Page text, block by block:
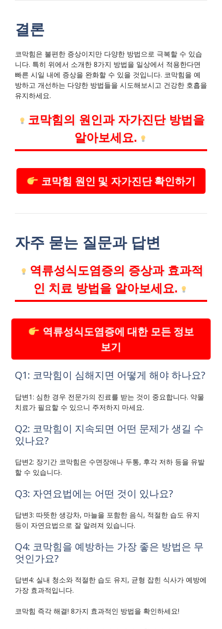
결론
코막힘은 불편한 증상이지만 다양한 방법으로 극복할 수 있습
니다. 특히 위에서 소개한 8가지 방법을 일상에서 적용한다면
빠른 시일 내에 증상을 완화할 수 있을 것입니다. 코막힘을 예
방하고 개선하는 다양한 방법들을 시도해보시고 건강한 호흡을
유지하세요.
코막힘의 원인과 자가진단 방법을
알아보세요.
코막힘 원인 및 자가진단 확인하기
자주 묻는 질문과 답변
역류성식도염증의 증상과 효과적
인 치료 방법을 알아보세요.
역류성식도염증에 대한 모든 정보
보기
Q1: 코막힘이 심해지면 어떻게 해야 하나요?
답변1: 심한 경우 전문가의 진료를 받는 것이 중요합니다. 약물
치료가 필요할 수 있으니 주저하지 마세요.
Q2: 코막힘이 지속되면 어떤 문제가 생길 수
있나요?
답변2: 장기간 코막힘은 수면장애나 두통, 후각 저하 등을 유발
할 수 있습니다.
Q3: 자연요법에는 어떤 것이 있나요?
답변3: 따뜻한 생강차, 마늘을 포함한 음식, 적절한 습도 유지
등이 자연요법으로 잘 알려져 있습니다.
Q4: 코막힘을 예방하는 가장 좋은 방법은 무
엇인가요?
답변4: 실내 청소와 적절한 습도 유지, 균형 잡힌 식사가 예방에
가장 효과적입니다.
코막힘 즉각 해결! 8가지 효과적인 방법을 확인하세요!